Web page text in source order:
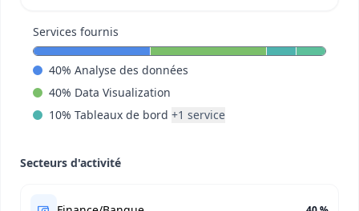
Services fournis
40% Analyse des données
40% Data Visualization
10% Tableaux de bord +1 service
Secteurs d'activité